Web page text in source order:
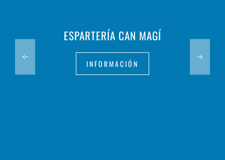
ESPARTERÍA CAN MAGÍ
INFORMACIÓN